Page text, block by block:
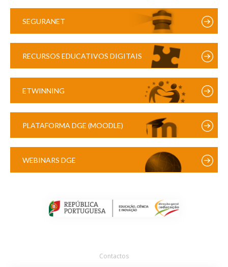
SEGURANET
RECURSOS EDUCATIVOS DIGITAIS
ETWINNING
PLATAFORMA DGE (MOODLE)
WEBINARS DGE
Contactos